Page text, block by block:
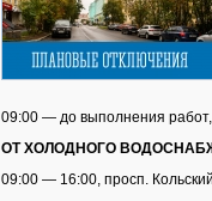
09:00 — до выполнения
ОТ ХОЛОДНОГО
09:00 — 16:00, просп.